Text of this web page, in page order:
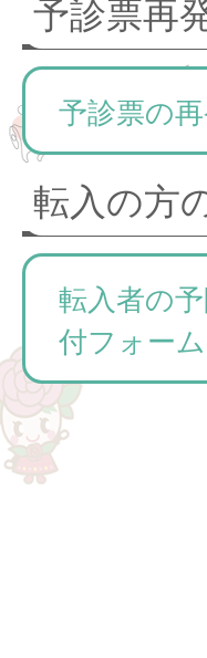
予診票再
予診票の
転入の方
転入者の
付フォーム